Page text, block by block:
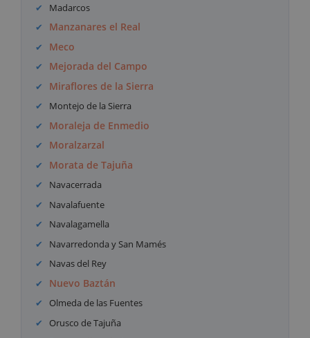
Madarcos
Manzanares el Real
Meco
Mejorada del Campo
Miraflores de la Sierra
Montejo de la Sierra
Moraleja de Enmedio
Moralzarzal
Morata de Tajuña
Navacerrada
Navalafuente
Navalagamella
Navarredonda y San Mamés
Navas del Rey
Nuevo Baztán
Olmeda de las Fuentes
Orusco de Tajuña